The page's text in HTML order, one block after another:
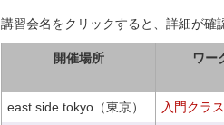
講習会名をクリックすると、詳細が確
開催場所 ワー
east side tokyo（東京） 入門クラス